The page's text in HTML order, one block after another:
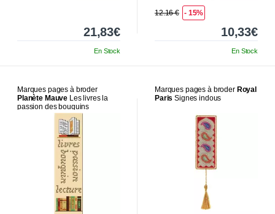
21,83€
En Stock
12.16 € - 15%
10,33€
En Stock
Marques pages à broder
Planète Mauve Les livres la
passion des bouquins
Marques pages à broder Royal
Paris Signes indous